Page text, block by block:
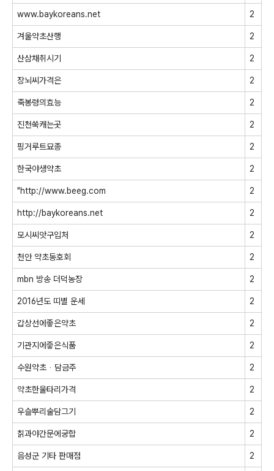
www.baykoreans.net 2
겨울약초산행 2
산삼채취시기 2
장뇌씨가격은 2
죽봉령의효능 2
진천쑥캐는곳 2
핑거루트묘종 2
한국야생약초 2
"http://www.beeg.com 2
http://baykoreans.net 2
모시씨앗구입처 2
천안 약초동호회 2
mbn 방송 더덕농장 2
2016년도 띠별 운세 2
갑상선에좋은약초 2
기관지에줗은식품 2
수원약초ᆞ담금주 2
약초한울타리가격 2
우슬뿌리술담그기 2
칡과야간문에궁합 2
음성군 기타 판매점 2